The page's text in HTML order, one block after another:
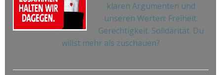
klaren Argumenten und
unseren Werten: Freiheit.
Gerechtigkeit. Solidarität. Du
willst mehr als zuschauen?